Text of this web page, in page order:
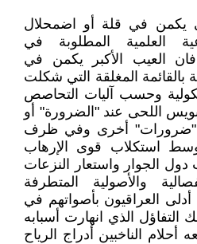
يكمن في قلة أو اضمحلال
العلمية المطلوبة في
فان العيب الأكبر يكمن في
بالقائمة المغلقة التي شكلت
وحسب آليات التحاصص
اللحى عند "الضرورة" أو
"ضرورات" أخرى وفي ظرف
استكلاب قوى الإرهاب
دول الجوار واستعار النزعات
والأصولية المتطرفة
العراقيون بأصواتهم في
التفاؤل الذي انهارت أسبابه
الناخبين أدراج الرياح